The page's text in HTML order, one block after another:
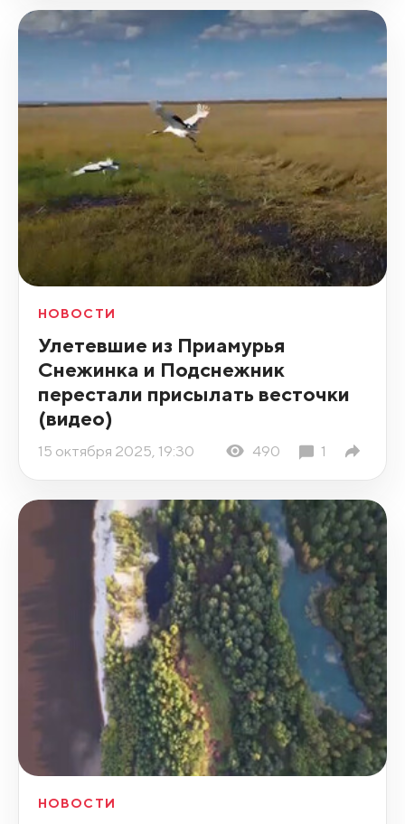
НОВОСТИ
Улетевшие из Приамурья
Снежинка и Подснежник
перестали присылать весточки
(видео)
15 октября 2025, 19:30 490 1
НОВОСТИ